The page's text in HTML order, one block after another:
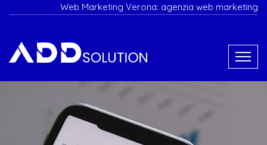
Web Marketing Verona: agenzia web marketing